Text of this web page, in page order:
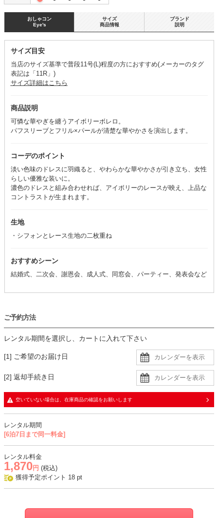
おしゃコン
Eye's
サイズ目安
当店のサイズ基準で普段11号(L)程度の方におすすめ(メーカーのタグ
表記は「11R」)
サイズ詳細はこちら
商品説明
可憐な華やぎを纏うアイボリーボレロ。
パフスリーブとフリル×パールが清楚な華やかさを演出します。
コーデのポイント
淡い色味のドレスに羽織ると、やわらかな華やかさが引き立ち、女性
らしい優雅な装いに。
濃色のドレスと組み合わせれば、アイボリーのレースが映え、上品な
コントラストが生まれます。
生地
・シフォンとレース生地の二枚重ね
おすすめシーン
結婚式、二次会、謝恩会、成人式、同窓会、パーティー、発表会など
サイズ
商品情報
ブランド
説明
ご予約方法
レンタル期間を選択し、カートに入れて下さい
[1] ご希望のお届け日
[2] 返却手続き日
空いていない場合は、在庫商品の確認をお願いします
レンタル期間
[6泊7日まで同一料金]
レンタル料金
1,870 円 (税込)
獲得予定ポイント 18 pt